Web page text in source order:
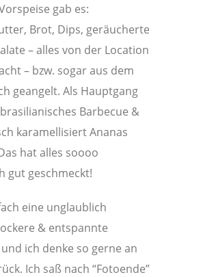
gab es:
Brot, Dips, geräucherte
– alles von der Location
– bzw. sogar aus dem
geangelt. Als Hauptgang
Barbecue &
karamellisiert Ananas
hat alles soooo
gut geschmeckt!
eine unglaublich
& entspannte
ich denke so gerne an
Ich saß nach “Fotoende”